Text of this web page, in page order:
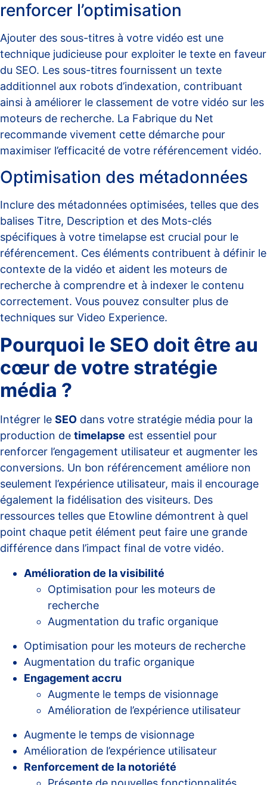
renforcer l’optimisation
Ajouter des sous-titres à votre vidéo est une
technique judicieuse pour exploiter le texte en faveur
du SEO. Les sous-titres fournissent un texte
additionnel aux robots d’indexation, contribuant
ainsi à améliorer le classement de votre vidéo sur les
moteurs de recherche. La Fabrique du Net
recommande vivement cette démarche pour
maximiser l’efficacité de votre référencement vidéo.
Optimisation des métadonnées
Inclure des métadonnées optimisées, telles que des
balises Titre, Description et des Mots-clés
spécifiques à votre timelapse est crucial pour le
référencement. Ces éléments contribuent à définir le
contexte de la vidéo et aident les moteurs de
recherche à comprendre et à indexer le contenu
correctement. Vous pouvez consulter plus de
techniques sur Video Experience.
Pourquoi le SEO doit être au
cœur de votre stratégie
média ?
Intégrer le SEO dans votre stratégie média pour la
production de timelapse est essentiel pour
renforcer l’engagement utilisateur et augmenter les
conversions. Un bon référencement améliore non
seulement l’expérience utilisateur, mais il encourage
également la fidélisation des visiteurs. Des
ressources telles que Etowline démontrent à quel
point chaque petit élément peut faire une grande
différence dans l’impact final de votre vidéo.
Amélioration de la visibilité
Optimisation pour les moteurs de
recherche
Augmentation du trafic organique
Optimisation pour les moteurs de recherche
Augmentation du trafic organique
Engagement accru
Augmente le temps de visionnage
Amélioration de l’expérience utilisateur
Augmente le temps de visionnage
Amélioration de l’expérience utilisateur
Renforcement de la notoriété